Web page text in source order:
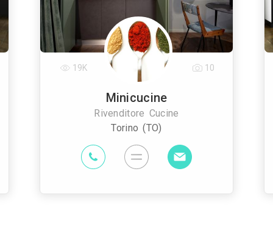
Minicucine
Rivenditore Cucine
Torino (TO)
19K 10